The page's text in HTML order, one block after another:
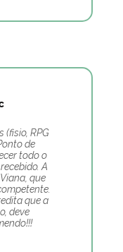
(fisio, RPG
de
todo o
A
que
que a
deve